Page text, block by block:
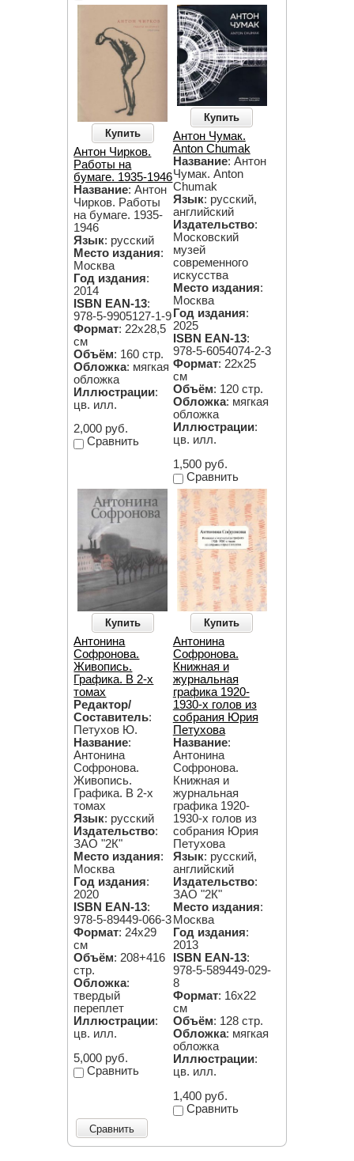
Купить
Антон Чирков.
Работы на
бумаге. 1935-1946
Название: Антон
Чирков. Работы
на бумаге. 1935-
1946
Язык: русский
Место издания:
Москва
Год издания:
2014
ISBN EAN-13:
978-5-9905127-1-9
Формат: 22х28,5
см
Объём: 160 стр.
Обложка: мягкая
обложка
Иллюстрации:
цв. илл.
2,000 руб.
Сравнить
Купить
Антон Чумак.
Anton Chumak
Название: Антон
Чумак. Anton
Chumak
Язык: русский,
английский
Издательство:
Московский
музей
современного
искусства
Место издания:
Москва
Год издания:
2025
ISBN EAN-13:
978-5-6054074-2-3
Формат: 22х25
см
Объём: 120 стр.
Обложка: мягкая
обложка
Иллюстрации:
цв. илл.
1,500 руб.
Сравнить
Купить
Антонина
Софронова.
Живопись.
Графика. В 2-х
томах
Редактор/
Составитель:
Петухов Ю.
Название:
Антонина
Софронова.
Живопись.
Графика. В 2-х
томах
Язык: русский
Издательство:
ЗАО "2К"
Место издания:
Москва
Год издания:
2020
ISBN EAN-13:
978-5-89449-066-3
Формат: 24х29
см
Объём: 208+416
стр.
Обложка:
твердый
переплет
Иллюстрации:
цв. илл.
5,000 руб.
Сравнить
Купить
Антонина
Софронова.
Книжная и
журнальная
графика 1920-
1930-х голов из
собрания Юрия
Петухова
Название:
Антонина
Софронова.
Книжная и
журнальная
графика 1920-
1930-х голов из
собрания Юрия
Петухова
Язык: русский,
английский
Издательство:
ЗАО "2К"
Место издания:
Москва
Год издания:
2013
ISBN EAN-13:
978-5-589449-029-
8
Формат: 16х22
см
Объём: 128 стр.
Обложка: мягкая
обложка
Иллюстрации:
цв. илл.
1,400 руб.
Сравнить
Сравнить